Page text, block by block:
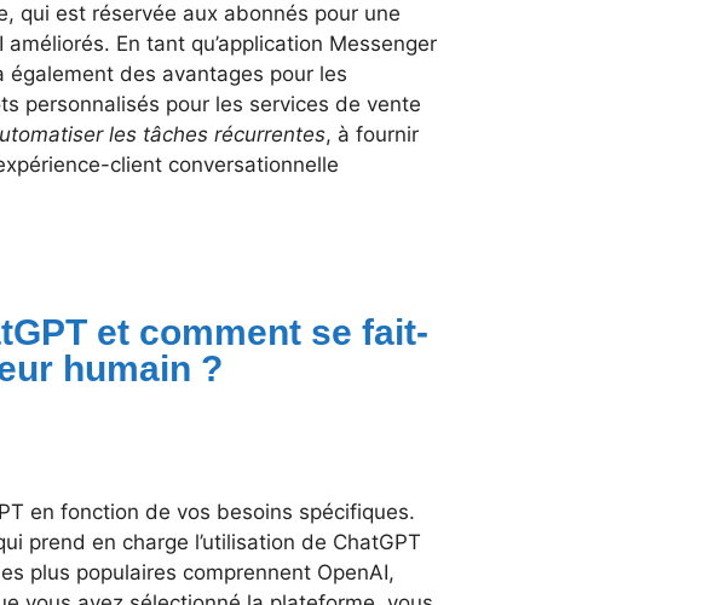
qui est réservée aux abonnés pour une
En tant qu’application Messenger
également des avantages pour les
personnalisés pour les services de vente
les tâches récurrentes, à fournir
client conversationnelle
et comment se fait-
humain ?
en fonction de vos besoins spécifiques.
prend en charge l’utilisation de ChatGPT
plus populaires comprennent OpenAI,